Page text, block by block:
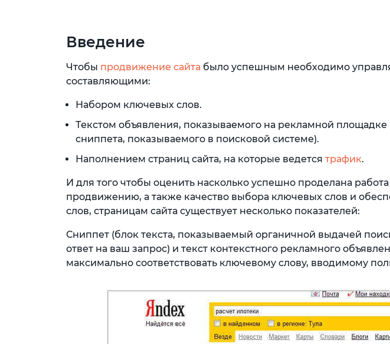
Введение
Чтобы продвижение сайта было успешным необходимо
составляющими:
Набором ключевых слов.
Текстом объявления, показываемого на рекламной площадке
сниппета, показываемого в поисковой системе).
Наполнением страниц сайта, на которые ведется трафик.
И для того чтобы оценить насколько успешно проделана
продвижению, а также качество выбора ключевых слов и
слов, страницам сайта существует несколько показателей:
Сниппет (блок текста, показываемый органичной выдачей
ответ на ваш запрос) и текст контекстного рекламного
максимально соответствовать ключевому слову, вводимому